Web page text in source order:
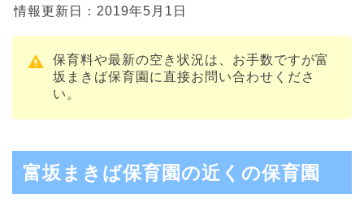
情報更新日：2019年5月1日
保育料や最新の空き状況は、お手数ですが富
坂まきば保育園に直接お問い合わせくださ
い。
富坂まきば保育園の近くの保育園